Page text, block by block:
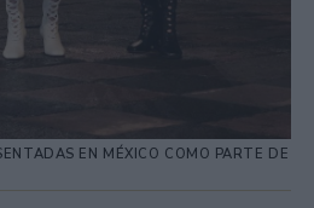
EN MÉXICO COMO PARTE DE